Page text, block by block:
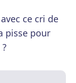
ce cri de
pisse pour